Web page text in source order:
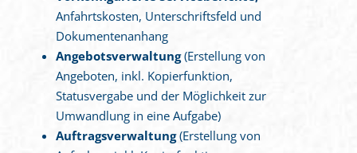
Anfahrtskosten, Unterschriftsfeld und
Dokumentenanhang
Angebotsverwaltung(Erstellung von
Angeboten, inkl. Kopierfunktion,
Statusvergabe und der Möglichkeit zur
Umwandlung in eine Aufgabe)
Auftragsverwaltung(Erstellung von